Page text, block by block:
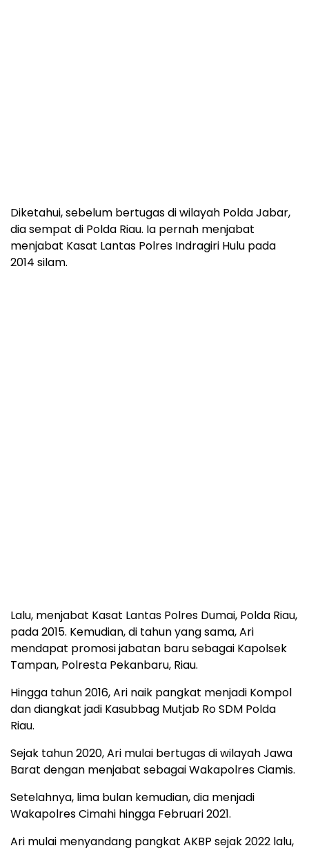
Diketahui, sebelum bertugas di wilayah Polda Jabar,
dia sempat di Polda Riau. Ia pernah menjabat
menjabat Kasat Lantas Polres Indragiri Hulu pada
2014 silam.
Lalu, menjabat Kasat Lantas Polres Dumai, Polda Riau,
pada 2015. Kemudian, di tahun yang sama, Ari
mendapat promosi jabatan baru sebagai Kapolsek
Tampan, Polresta Pekanbaru, Riau.
Hingga tahun 2016, Ari naik pangkat menjadi Kompol
dan diangkat jadi Kasubbag Mutjab Ro SDM Polda
Riau.
Sejak tahun 2020, Ari mulai bertugas di wilayah Jawa
Barat dengan menjabat sebagai Wakapolres Ciamis.
Setelahnya, lima bulan kemudian, dia menjadi
Wakapolres Cimahi hingga Februari 2021.
Ari mulai menyandang pangkat AKBP sejak 2022 lalu,